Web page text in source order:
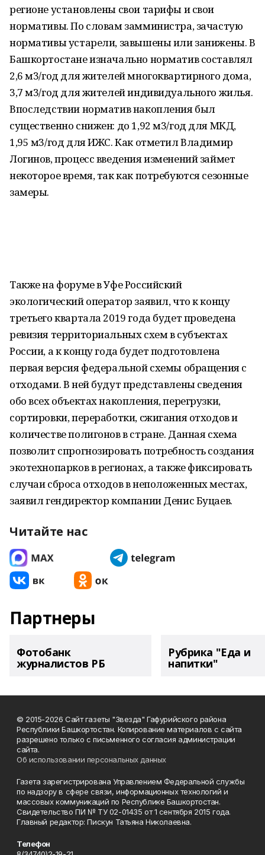
регионе установлены свои тарифы и свои
нормативы. По словам замминистра, зачастую
нормативы устарели, завышены или занижены. В
Башкортостане изначально норматив составлял
2,6 м3/год для жителей многоквартирного дома,
3,7 м3/год для жителей индивидуального жилья.
Впоследствии норматив накопления был
существенно снижен: до 1,92 м3/год для МКД,
1,95 м3/год для ИЖС. Как отметил Владимир
Логинов, процесс введения изменений займет
некоторое время, так как потребуются сезонные
замеры.
Также на форуме в Уфе Российский
экологический оператор заявил, что к концу
третьего квартала 2019 года будет проведена
ревизия территориальных схем в субъектах
России, а к концу года будет подготовлена
первая версия федеральной схемы обращения с
отходами. В ней будут представлены сведения
обо всех объектах накопления, перегрузки,
сортировки, переработки, сжигания отходов и
количестве полигонов в стране. Данная схема
позволит спрогнозировать потребность создания
экотехнопарков в регионах, а также фиксировать
случаи сброса отходов в неположенных местах,
заявил гендиректор компании Денис Буцаев.
Читайте нас
Партнеры
Фотобанк
журналистов РБ
Рубрика "Еда и
напитки"
© 2015-2026 Сайт газеты "Звезда" Гафурийского района
Республики Башкортостан. Копирование материалов с сайта
разрешено только с письменного согласия администрации
сайта.
Об использовании персональных данных
Газета зарегистрирована Управлением Федеральной службы
по надзору в сфере связи, информационных технологий и
массовых коммуникаций по Республике Башкортостан.
Свидетельство ПИ № ТУ 02-01435 от 1 сентября 2015 года.
Главный редактор: Пискун Татьяна Николаевна.
Телефон